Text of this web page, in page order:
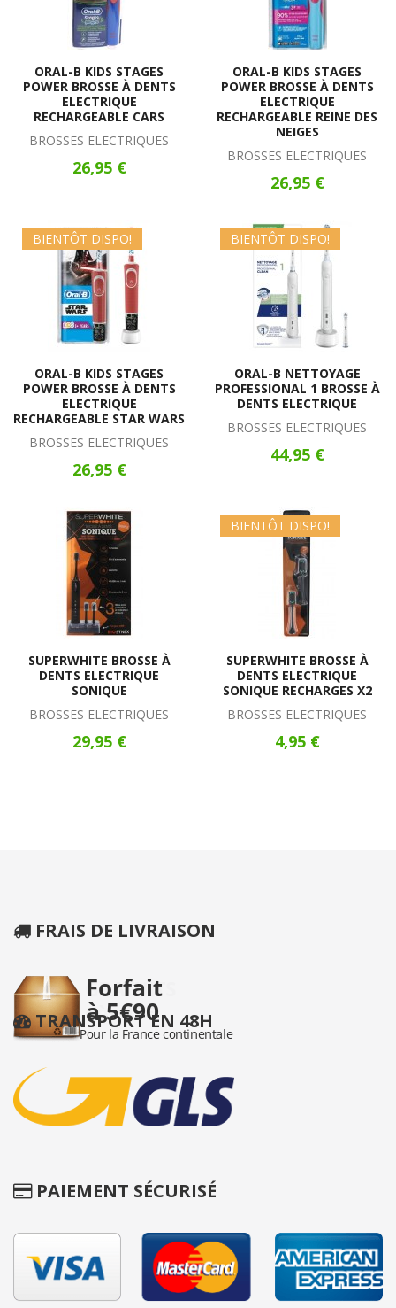
ORAL-B KIDS STAGES
POWER BROSSE À DENTS
ELECTRIQUE
RECHARGEABLE CARS
BROSSES ELECTRIQUES
26,95 €
ORAL-B KIDS STAGES
POWER BROSSE À DENTS
ELECTRIQUE
RECHARGEABLE REINE DES
NEIGES
BROSSES ELECTRIQUES
26,95 €
BIENTÔT DISPO!
ORAL-B KIDS STAGES
POWER BROSSE À DENTS
ELECTRIQUE
RECHARGEABLE STAR WARS
BROSSES ELECTRIQUES
26,95 €
BIENTÔT DISPO!
ORAL-B NETTOYAGE
PROFESSIONAL 1 BROSSE À
DENTS ELECTRIQUE
BROSSES ELECTRIQUES
44,95 €
SUPERWHITE BROSSE À
DENTS ELECTRIQUE
SONIQUE
BROSSES ELECTRIQUES
29,95 €
BIENTÔT DISPO!
SUPERWHITE BROSSE À
DENTS ELECTRIQUE
SONIQUE RECHARGES X2
BROSSES ELECTRIQUES
4,95 €
FRAIS DE LIVRAISON
TRANSPORT EN 48H
PAIEMENT SÉCURISÉ